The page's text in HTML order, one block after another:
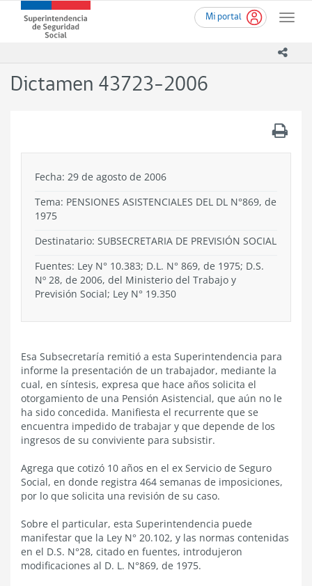
contenido
Mi portal
Toggle
Superintendencia
de
-
Dictamen 43723-2006
Fecha: 29 de agosto de 2006
Tema: PENSIONES ASISTENCIALES DEL DL N°869, de
1975
Destinatario: SUBSECRETARIA DE PREVISIÓN SOCIAL
Fuentes: Ley N° 10.383; D.L. N° 869, de 1975; D.S.
Nº 28, de 2006, del Ministerio del Trabajo y
Previsión Social; Ley N° 19.350
Esa Subsecretaría remitió a esta Superintendencia para
informe la presentación de un trabajador, mediante la
cual, en síntesis, expresa que hace años solicita el
otorgamiento de una Pensión Asistencial, que aún no le
ha sido concedida. Manifiesta el recurrente que se
encuentra impedido de trabajar y que depende de los
ingresos de su conviviente para subsistir.
Agrega que cotizó 10 años en el ex Servicio de Seguro
Social, en donde registra 464 semanas de imposiciones,
por lo que solicita una revisión de su caso.
Sobre el particular, esta Superintendencia puede
manifestar que la Ley N° 20.102, y las normas contenidas
en el D.S. N°28, citado en fuentes, introdujeron
modificaciones al D. L. N°869, de 1975.